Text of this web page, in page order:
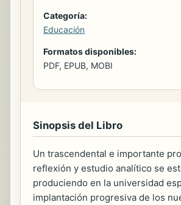
Categoría:
Educación
Formatos disponibles:
PDF, EPUB, MOBI
Sinopsis del Libro
Un trascendental e importante
reflexión y estudio analítico se
produciendo en la universidad
implantación progresiva de los